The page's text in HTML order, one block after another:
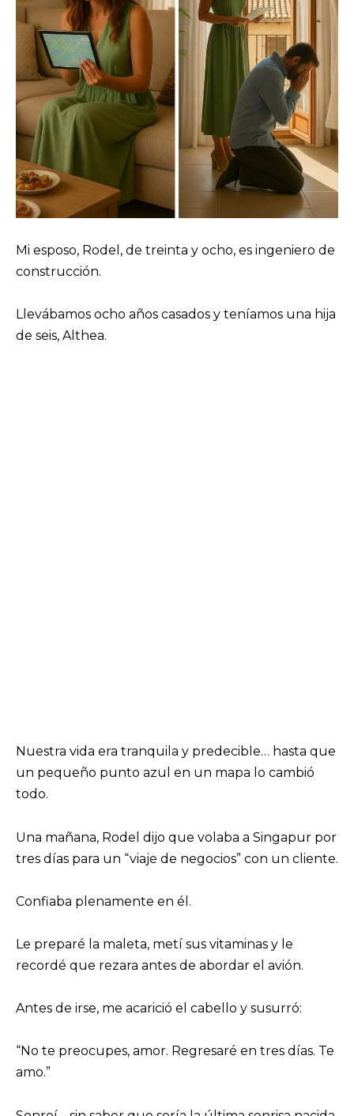
Mi esposo, Rodel, de treinta y ocho, es ingeniero de
construcción.
Llevábamos ocho años casados y teníamos una hija
de seis, Althea.
Nuestra vida era tranquila y predecible… hasta que
un pequeño punto azul en un mapa lo cambió
todo.
Una mañana, Rodel dijo que volaba a Singapur por
tres días para un “viaje de negocios” con un cliente.
Confiaba plenamente en él.
Le preparé la maleta, metí sus vitaminas y le
recordé que rezara antes de abordar el avión.
Antes de irse, me acarició el cabello y susurró:
“No te preocupes, amor. Regresaré en tres días. Te
amo.”